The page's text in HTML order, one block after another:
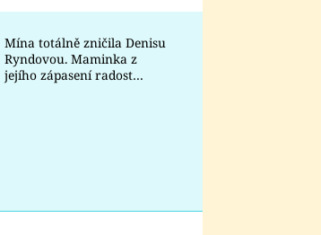
Prima Lajk
Sledujte nás
Mína totálně zničila Denisu
Ryndovou. Maminka z
jejího zápasení radost